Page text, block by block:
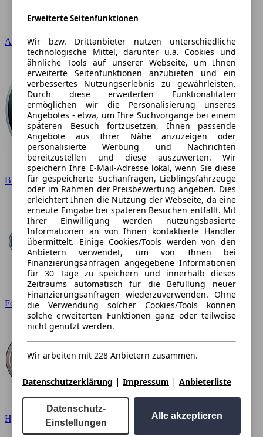
Audi
BMW
Ford
Hyundai
Erweiterte Seitenfunktionen
Wir bzw. Drittanbieter nutzen unterschiedliche
technologische Mittel, darunter u.a. Cookies und
ähnliche Tools auf unserer Webseite, um Ihnen
erweiterte Seitenfunktionen anzubieten und ein
verbessertes Nutzungserlebnis zu gewährleisten.
Durch diese erweiterten Funktionalitäten
ermöglichen wir die Personalisierung unseres
Angebotes - etwa, um Ihre Suchvorgänge bei einem
späteren Besuch fortzusetzen, Ihnen passende
Angebote aus Ihrer Nähe anzuzeigen oder
personalisierte Werbung und Nachrichten
bereitzustellen und diese auszuwerten. Wir
speichern Ihre E-Mail-Adresse lokal, wenn Sie diese
für gespeicherte Suchanfragen, Lieblingsfahrzeuge
oder im Rahmen der Preisbewertung angeben. Dies
erleichtert Ihnen die Nutzung der Webseite, da eine
erneute Eingabe bei späteren Besuchen entfällt. Mit
Ihrer Einwilligung werden nutzungsbasierte
Informationen an von Ihnen kontaktierte Händler
übermittelt. Einige Cookies/Tools werden von den
Anbietern verwendet, um von Ihnen bei
Finanzierungsanfragen angegebene Informationen
für 30 Tage zu speichern und innerhalb dieses
Zeitraums automatisch für die Befüllung neuer
Finanzierungsanfragen wiederzuverwenden. Ohne
die Verwendung solcher Cookies/Tools können
solche erweiterten Funktionen ganz oder teilweise
nicht genutzt werden.
Wir arbeiten mit 228 Anbietern zusammen.
Datenschutzerklärung | Impressum | Anbieterliste
Datenschutz-
Einstellungen
Alle akzeptieren